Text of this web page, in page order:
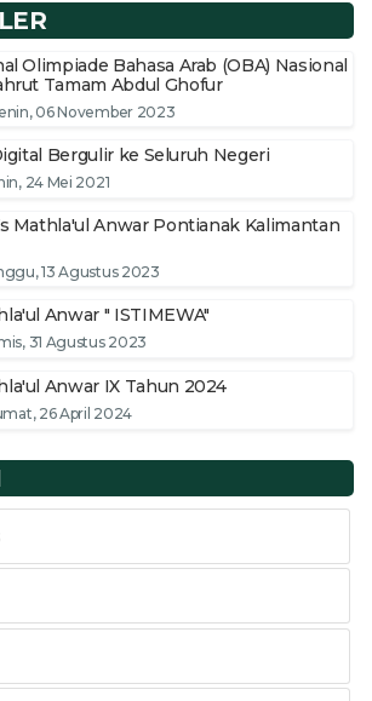
Olimpiade Bahasa Arab (OBA) Nasional
Tamam Abdul Ghofur
06 November 2023
Bergulir ke Seluruh Negeri
24 Mei 2021
Mathla'ul Anwar Pontianak Kalimantan
13 Agustus 2023
Anwar " ISTIMEWA"
31 Agustus 2023
Anwar IX Tahun 2024
26 April 2024